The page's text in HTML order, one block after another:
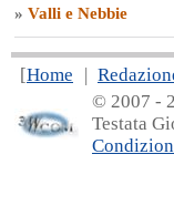
» Valli e Nebbie
[Home |
© 2007 -
Testata